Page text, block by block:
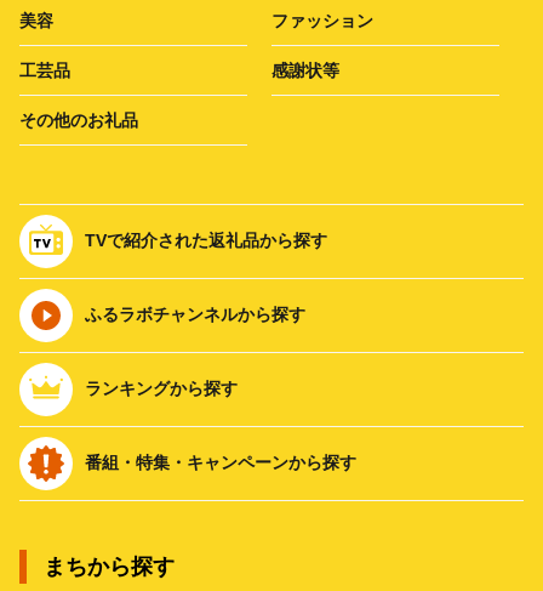
美容 ファッション
工芸品 感謝状等
その他のお礼品
TVで紹介された返礼品から探す
ふるラボチャンネルから探す
ランキングから探す
番組・特集・キャンペーンから探す
まちから探す